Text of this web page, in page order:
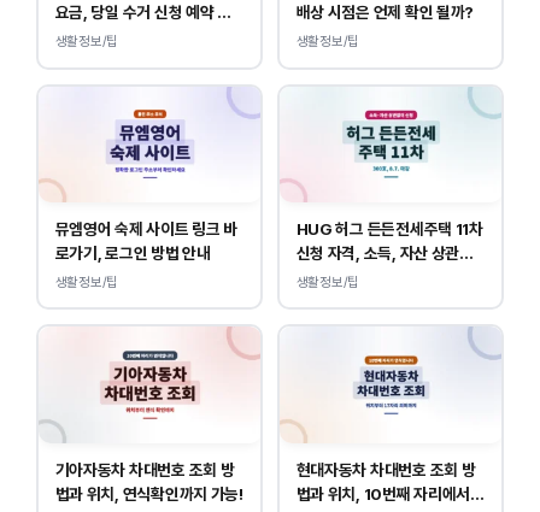
요금, 당일 수거 신청 예약 안
내
생활정보/팁
배상 시점은 언제 확인 될까?
생활정보/팁
뮤엠영어 숙제 사이트 링크 바
로가기, 로그인 방법 안내
생활정보/팁
HUG 허그 든든전세주택 11차
신청 자격, 소득, 자산 상관없
이 가능합니다.
생활정보/팁
기아자동차 차대번호 조회 방
법과 위치, 연식확인까지 가능!
현대자동차 차대번호 조회 방
법과 위치, 10번째 자리에서